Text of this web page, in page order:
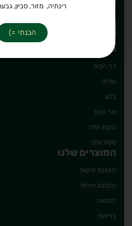
לרשימת תפוצה שלנו, מבטיחים לשלוח רק
ניווט מהיר
דף הבית
אודות
בלוג
צור קשר
תקנון אתר
מפת אתר
המוצרים שלנו
הזמנת ירקות
הזמנת פירות
המזווה
בריאות
רינתיה, מזור, סביון,
הבנתי =)